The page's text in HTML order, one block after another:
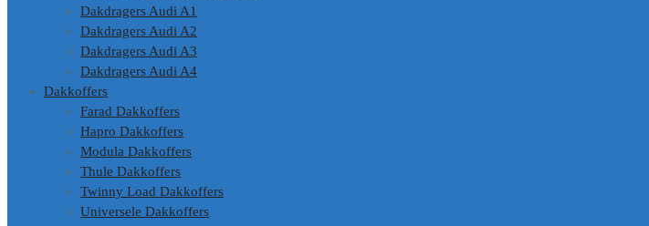
Dakdragers Audi A1
Dakdragers Audi A2
Dakdragers Audi A3
Dakdragers Audi A4
Dakkoffers
Farad Dakkoffers
Hapro Dakkoffers
Modula Dakkoffers
Thule Dakkoffers
Twinny Load Dakkoffers
Universele Dakkoffers